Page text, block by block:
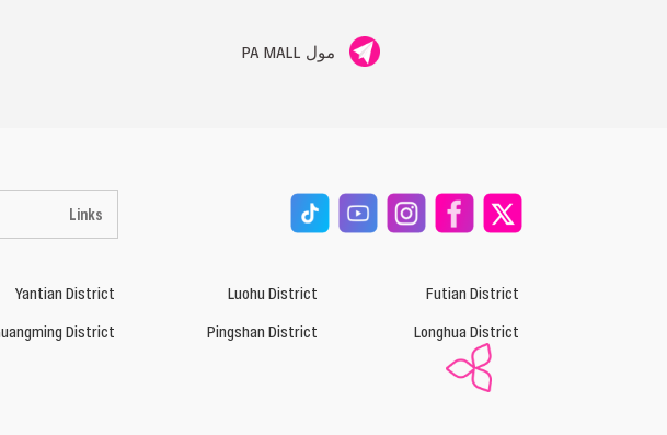
مول PA MALL
Links
Futian District
Luohu District
Yantian District
Longhua District
Pingshan District
District